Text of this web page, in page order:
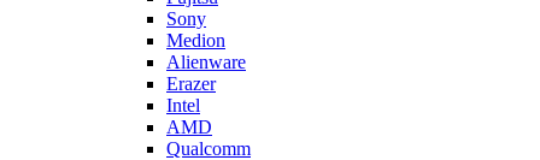
Sony
Medion
Alienware
Erazer
Intel
AMD
Qualcomm